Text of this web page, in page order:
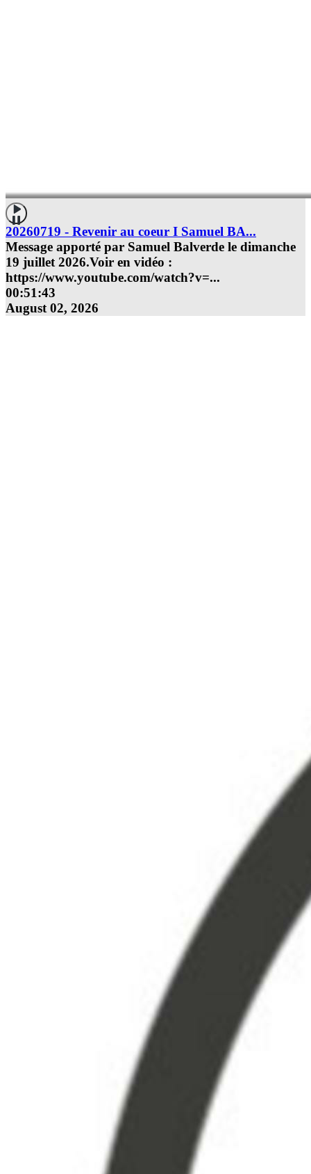
20260719 - Revenir au coeur I Samuel BA...
Message apporté par Samuel Balverde le dimanche
19 juillet 2026.Voir en vidéo :
https://www.youtube.com/watch?v=...
00:51:43
August 02, 2026